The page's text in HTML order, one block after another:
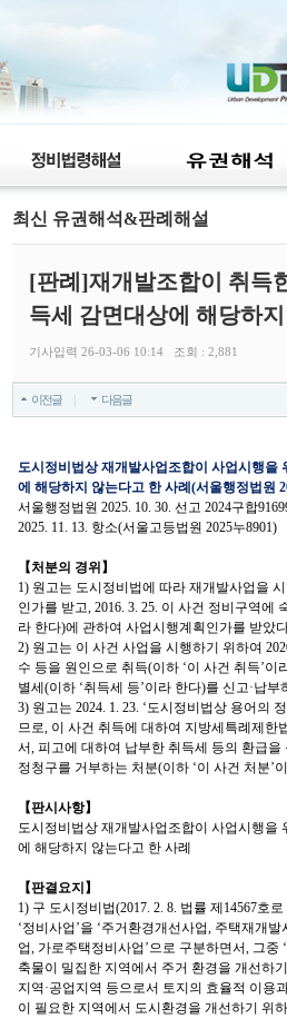
최신 유권해석&판례해설
[판례]재개발조합이 취득
득세 감면대상에 해당하지
기사입력 26-03-06 10:14 조회 : 2,881
이전글 다음글
도시정비법상 재개발사업조합이 사업시행을
에 해당하지 않는다고 한 사례(서울행정법원
서울행정법원 2025. 10. 30. 선고 2024구합
2025. 11. 13. 항소(서울고등법원 2025누8901)
【처분의 경위】
1) 원고는 도시정비법에 따라 재개발사업을
인가를 받고, 2016. 3. 25. 이 사건 정비구역에
라 한다)에 관하여 사업시행계획인가를 받았
2) 원고는 이 사건 사업을 시행하기 위하여
수 등을 원인으로 취득(이하 ‘이 사건 취득’
별세(이하 ‘취득세 등’이라 한다)를 신고·납부
3) 원고는 2024. 1. 23. ‘도시정비법상 용어의
므로, 이 사건 취득에 대하여 지방세특례제한
서, 피고에 대하여 납부한 취득세 등의 환급을
정청구를 거부하는 처분(이하 ‘이 사건 처분’
【판시사항】
도시정비법상 재개발사업조합이 사업시행을
에 해당하지 않는다고 한 사례
【판결요지】
1) 구 도시정비법(2017. 2. 8. 법률 제14567호
‘정비사업’을 ‘주거환경개선사업, 주택재개
업, 가로주택정비사업’으로 구분하면서, 그중
축물이 밀집한 지역에서 주거 환경을 개선하
지역·공업지역 등으로서 토지의 효율적 이용
이 필요한 지역에서 도시환경을 개선하기 위